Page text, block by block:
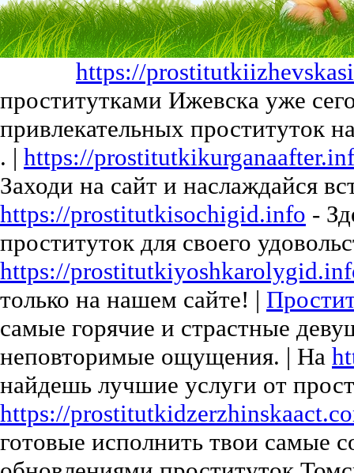
https://
проститутками Ижевска уже
привлекательных проституток
. | https://
Заходи на сайт и наслаждайся
https://prostitutkisochigid.info -
проституток для своего
https://
только на нашем сайте! |
самые горячие и страстные
неповторимые ощущения. | На
найдешь лучшие услуги от
https://
готовые исполнить твои самые